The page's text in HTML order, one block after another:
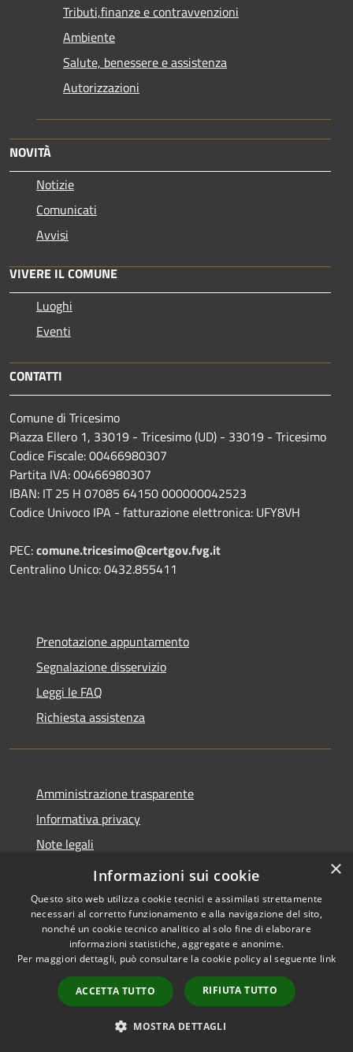
Tributi,finanze e contravvenzioni
Ambiente
Salute, benessere e assistenza
Autorizzazioni
NOVITÀ
Notizie
Comunicati
Avvisi
VIVERE IL COMUNE
Luoghi
Eventi
CONTATTI
Comune di Tricesimo
Piazza Ellero 1, 33019 - Tricesimo (UD) - 33019 - Tricesimo
Codice Fiscale: 00466980307
Partita IVA: 00466980307
IBAN: IT 25 H 07085 64150 000000042523
Codice Univoco IPA - fatturazione elettronica: UFY8VH
PEC:comune.tricesimo@certgov.fvg.it
Centralino Unico: 0432.855411
Prenotazione appuntamento
Segnalazione disservizio
Leggi le FAQ
Richiesta assistenza
Amministrazione trasparente
Informativa privacy
Note legali
Dichiarazione di accessibilità
Accessibilità
Copyright © 2026 • Comune di
Tricesimo • Powered by
Municipium•
Accesso
redazione
×
Informazioni sui cookie
Questo sito web utilizza cookie tecnici e assimilati strettamente
necessari al corretto funzionamento e alla navigazione del sito,
nonché un cookie tecnico analitico al solo fine di elaborare
informazioni statistiche, aggregate e anonime.
Per maggiori dettagli, può consultare la cookie policy al seguente link
ACCETTA TUTTO RIFIUTA TUTTO
MOSTRA DETTAGLI